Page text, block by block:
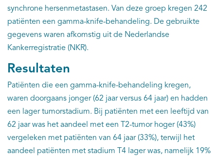
synchrone hersenmetastasen. Van deze groep kregen 242
patiënten een gamma-knife-behandeling. De gebruikte
gegevens waren afkomstig uit de Nederlandse
Kankerregistratie (NKR).
Resultaten
Patiënten die een gamma-knife-behandeling kregen,
waren doorgaans jonger (62 jaar versus 64 jaar) en hadden
een lager tumorstadium. Bij patiënten met een leeftijd van
62 jaar was het aandeel met een T2-tumor hoger (43%)
vergeleken met patiënten van 64 jaar (33%), terwijl het
aandeel patiënten met stadium T4 lager was, namelijk 19%